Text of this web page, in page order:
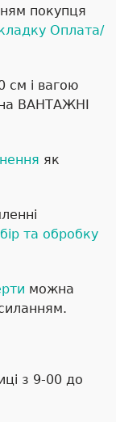
покупця
Оплата/
см і вагою
на ВАНТАЖНІ
як
та обробку
можна
з 9-00 до